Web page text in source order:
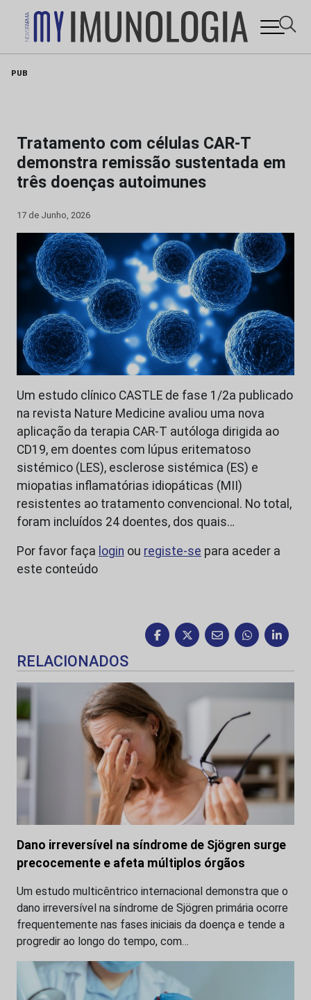
PUB
Tratamento com células CAR-T
demonstra remissão sustentada em
três doenças autoimunes
17 de Junho, 2026
Um estudo clínico CASTLE de fase 1/2a publicado
na revista Nature Medicine avaliou uma nova
aplicação da terapia CAR-T autóloga dirigida ao
CD19, em doentes com lúpus eritematoso
sistémico (LES), esclerose sistémica (ES) e
miopatias inflamatórias idiopáticas (MII)
resistentes ao tratamento convencional. No total,
foram incluídos 24 doentes, dos quais…
Por favor faça login ou registe-se para aceder a
este conteúdo
RELACIONADOS
Dano irreversível na síndrome de Sjögren surge
precocemente e afeta múltiplos órgãos
Um estudo multicêntrico internacional demonstra que o
dano irreversível na síndrome de Sjögren primária ocorre
frequentemente nas fases iniciais da doença e tende a
progredir ao longo do tempo, com…